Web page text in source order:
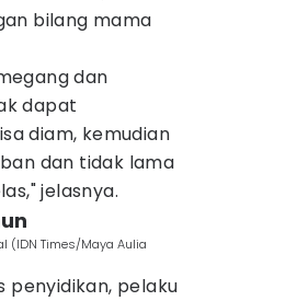
bilang mama
dan
dapat
diam, kemudian
dan tidak lama
jelasnya.
(IDN Times/Maya Aulia
pelaku